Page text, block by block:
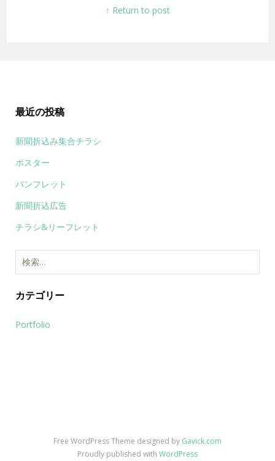
↑ Return to post
最近の投稿
新聞折込み集合チラシ
ポスター
パンフレット
新聞折込広告
チラシ&リーフレット
索:
カテゴリー
Portfolio
Free WordPress Theme designed by Gavick.com
Proudly published with WordPress